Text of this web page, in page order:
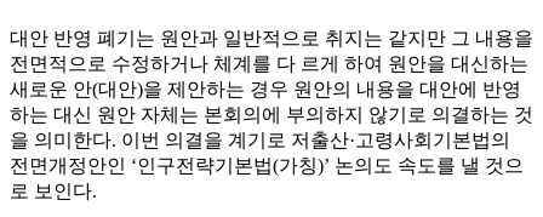
대안 반영 폐기는 원안과 일반적으로 취지는 같지만 그 내용을
전면적으로 수정하거나 체계를 다 르게 하여 원안을 대신하는
새로운 안(대안)을 제안하는 경우 원안의 내용을 대안에 반영
하는 대신 원안 자체는 본회의에 부의하지 않기로 의결하는 것
을 의미한다. 이번 의결을 계기로 저출산·고령사회기본법의
전면개정안인 ‘인구전략기본법(가칭)’ 논의도 속도를 낼 것으
로 보인다.